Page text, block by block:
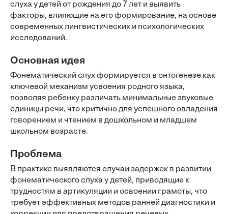
слуха у детей от рождения до 7 лет и выявить
факторы, влияющие на его формирование, на основе
современных лингвистических и психологических
исследований.
Основная идея
Фонематический слух формируется в онтогенезе как
ключевой механизм усвоения родного языка,
позволяя ребенку различать минимальные звуковые
единицы речи, что критично для успешного овладения
говорением и чтением в дошкольном и младшем
школьном возрасте.
Проблема
В практике выявляются случаи задержек в развитии
фонематического слуха у детей, приводящие к
трудностям в артикуляции и освоении грамоты, что
требует эффективных методов ранней диагностики и